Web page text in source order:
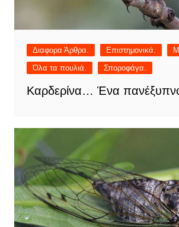
Διαφορα Άρθρα. Επιστημονικά.
Όλα τα πουλιά.
Σποροφάγα.
Καρδερίνα… Ένα